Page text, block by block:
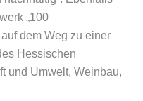
„100
dem Weg zu einer
Hessischen
und Umwelt, Weinbau,